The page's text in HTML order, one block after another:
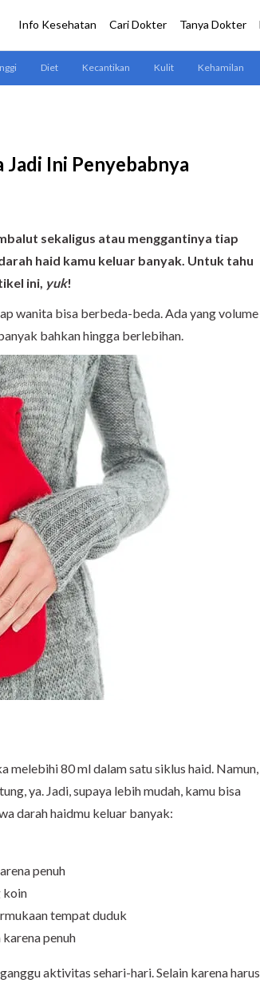
Jadi Ini Penyebabnya
sekaligus atau menggantinya tiap
haid kamu keluar banyak. Untuk tahu
ini, yuk!
wanita bisa berbeda-beda. Ada yang volume
bahkan hingga berlebihan.
melebihi 80 ml dalam satu siklus haid. Namun,
ya. Jadi, supaya lebih mudah, kamu bisa
darah haidmu keluar banyak:
penuh
koin
tempat duduk
penuh
aktivitas sehari-hari. Selain karena harus